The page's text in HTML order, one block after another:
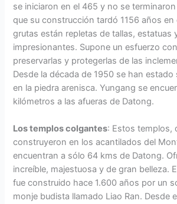
se iniciaron en el 465 y no se
que su construcción tardó 1156 años en
grutas están repletas de tallas, estatuas
impresionantes. Supone un esfuerzo
preservarlas y protegerlas de las
Desde la década de 1950 se han estado
en la piedra arenisca. Yungang se
kilómetros a las afueras de Datong.
Los templos colgantes: Estos templos,
construyeron en los acantilados del
encuentran a sólo 64 kms de Datong.
increíble, majestuosa y de gran belleza.
fue construido hace 1.600 años por un
monje budista llamado Liao Ran. Desde